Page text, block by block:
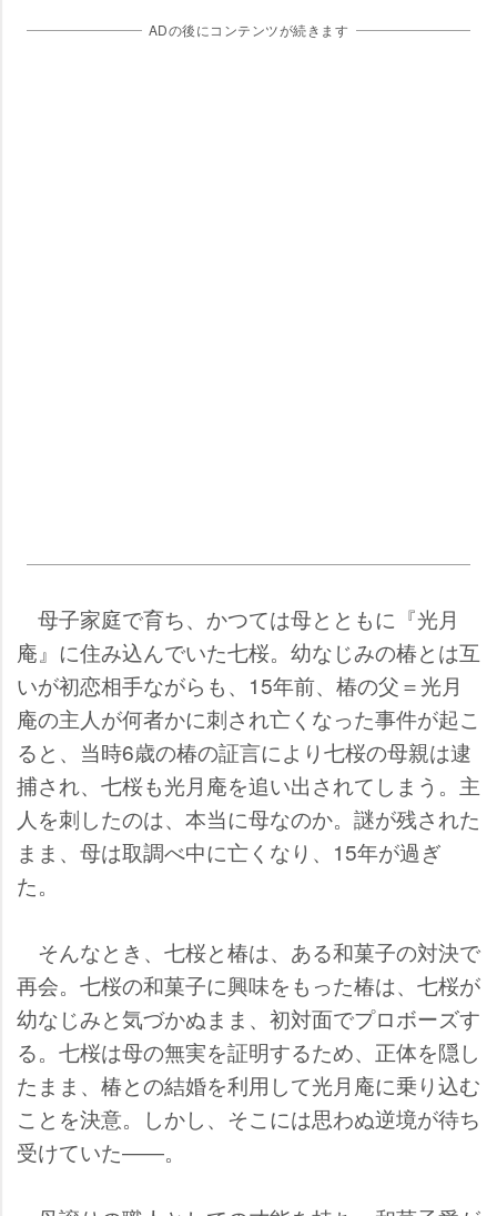
ADの後にコンテンツが続きます
母子家庭で育ち、かつては母とともに『光月
庵』に住み込んでいた七桜。幼なじみの椿とは互
いが初恋相手ながらも、15年前、椿の父＝光月
庵の主人が何者かに刺され亡くなった事件が起こ
ると、当時6歳の椿の証言により七桜の母親は逮
捕され、七桜も光月庵を追い出されてしまう。主
人を刺したのは、本当に母なのか。謎が残された
まま、母は取調べ中に亡くなり、15年が過ぎ
た。
そんなとき、七桜と椿は、ある和菓子の対決で
再会。七桜の和菓子に興味をもった椿は、七桜が
幼なじみと気づかぬまま、初対面でプロボーズす
る。七桜は母の無実を証明するため、正体を隠し
たまま、椿との結婚を利用して光月庵に乗り込む
ことを決意。しかし、そこには思わぬ逆境が待ち
受けていた――。